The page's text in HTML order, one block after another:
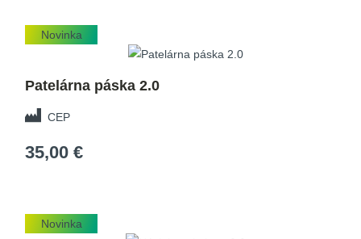
Novinka
Patelárna páska 2.0
CEP
35,00 €
Novinka